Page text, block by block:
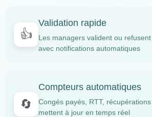
👍
Validation rapide
Les managers valident ou
avec notifications automatiques
🔄
Compteurs automatiques
Congés payés, RTT,
mettent à jour en temps réel